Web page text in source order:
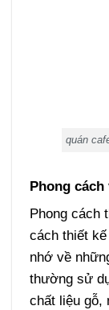
quán
Phong cách
Phong cách
cách thiết
nhớ về
thường sử
chất liệu gỗ,